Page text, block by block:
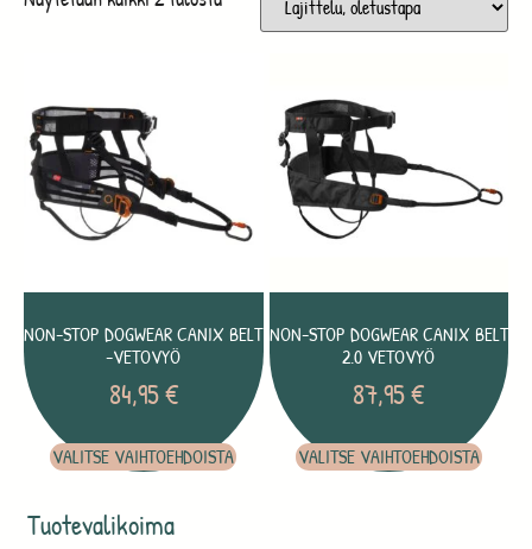
Tuotevalikoima
NON-STOP DOGWEAR CANIX BELT
-VETOVYÖ
84,95€
VALITSE VAIHTOEHDOISTA
NON-STOP DOGWEAR CANIX BELT
2.0 VETOVYÖ
87,95€
VALITSE VAIHTOEHDOISTA